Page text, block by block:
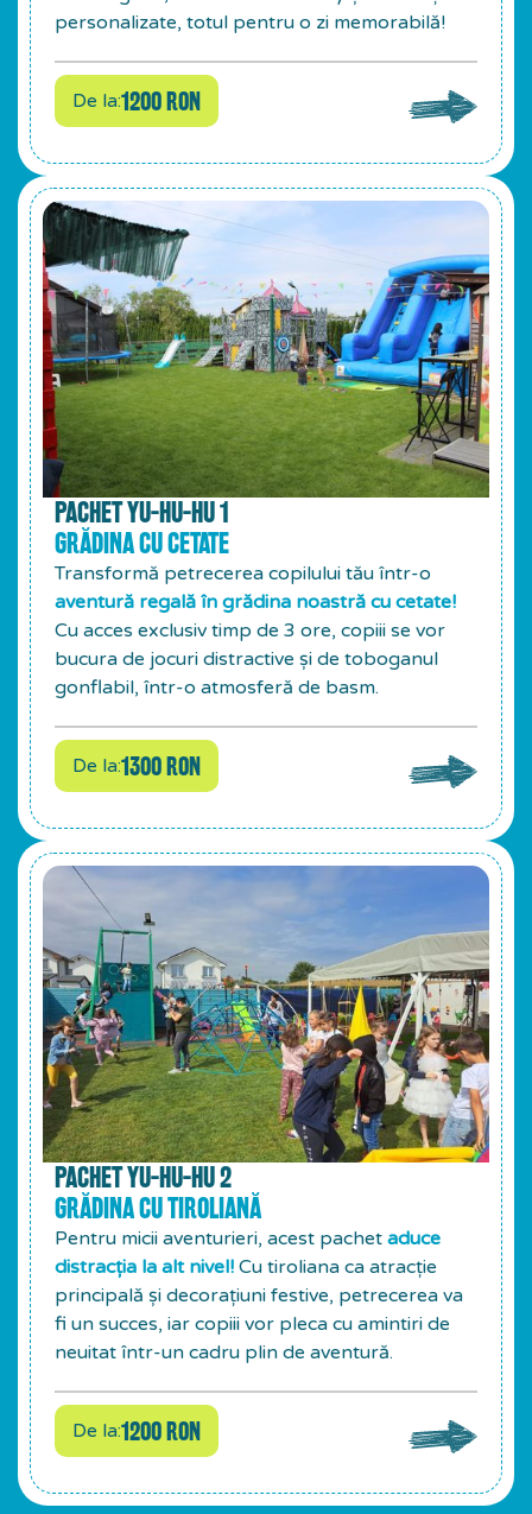
personalizate, totul pentru o zi memorabilă!
De la:1200 RON
PACHET YU-HU-HU 1
GRĂDINA CU CETATE
Transformă petrecerea copilului tău într-o
aventură regală în grădina noastră cu cetate!
Cu acces exclusiv timp de 3 ore, copiii se vor
bucura de jocuri distractive și de toboganul
gonflabil, într-o atmosferă de basm.
De la:1300 RON
PACHET YU-HU-HU 2
GRĂDINA CU TIROLIANĂ
Pentru micii aventurieri, acest pachet aduce
distracția la alt nivel! Cu tiroliana ca atracție
principală și decorațiuni festive, petrecerea va
fi un succes, iar copiii vor pleca cu amintiri de
neuitat într-un cadru plin de aventură.
De la:1200 RON